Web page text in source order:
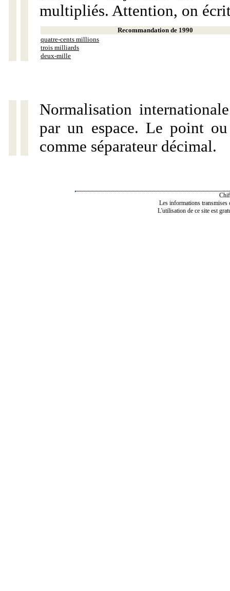
multipliés. Attention, on
Recommandation de 1990
quatre-cents millions
trois milliards
deux-mille
Normalisation
par un espace. Le point
comme séparateur décimal.
Les informations transmises
L'utilisation de ce site est